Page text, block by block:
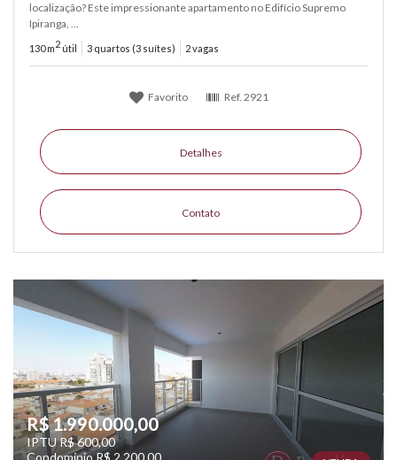
localização? Este impressionante apartamento no Edifício Supremo
Ipiranga, ...
130 m2 útil 3 quartos (3 suítes) 2 vagas
Favorito Ref. 2921
Detalhes
Contato
R$ 1.990.000,00
IPTU R$ 600,00
Condomínio R$ 2.200,00